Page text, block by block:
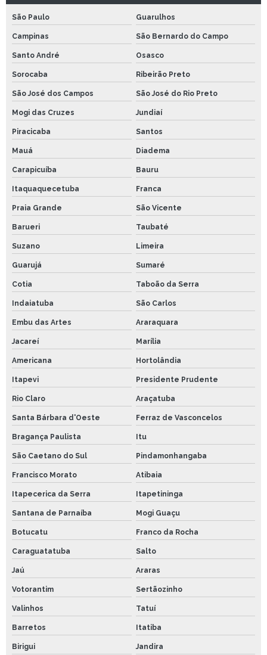
São Paulo Guarulhos
Campinas São Bernardo do Campo
Santo André Osasco
Sorocaba Ribeirão Preto
São José dos Campos São José do Rio Preto
Mogi das Cruzes Jundiaí
Piracicaba Santos
Mauá Diadema
Carapicuíba Bauru
Itaquaquecetuba Franca
Praia Grande São Vicente
Barueri Taubaté
Suzano Limeira
Guarujá Sumaré
Cotia Taboão da Serra
Indaiatuba São Carlos
Embu das Artes Araraquara
Jacareí Marília
Americana Hortolândia
Itapevi Presidente Prudente
Rio Claro Araçatuba
Santa Bárbara d'Oeste Ferraz de Vasconcelos
Bragança Paulista Itu
São Caetano do Sul Pindamonhangaba
Francisco Morato Atibaia
Itapecerica da Serra Itapetininga
Santana de Parnaíba Mogi Guaçu
Botucatu Franco da Rocha
Caraguatatuba Salto
Jaú Araras
Votorantim Sertãozinho
Valinhos Tatuí
Barretos Itatiba
Birigui Jandira